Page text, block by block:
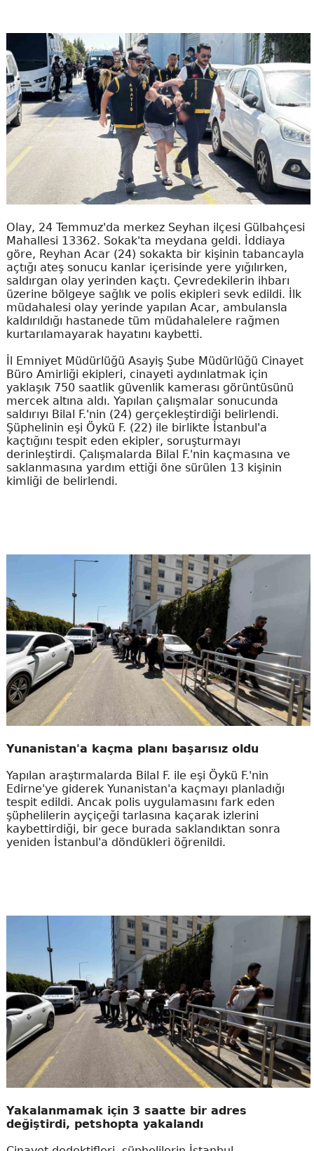
Olay, 24 Temmuz'da merkez Seyhan ilçesi Gülbahçesi
Mahallesi 13362. Sokak'ta meydana geldi. İddiaya
göre, Reyhan Acar (24) sokakta bir kişinin tabancayla
açtığı ateş sonucu kanlar içerisinde yere yığılırken,
saldırgan olay yerinden kaçtı. Çevredekilerin ihbarı
üzerine bölgeye sağlık ve polis ekipleri sevk edildi. İlk
müdahalesi olay yerinde yapılan Acar, ambulansla
kaldırıldığı hastanede tüm müdahalelere rağmen
kurtarılamayarak hayatını kaybetti.
İl Emniyet Müdürlüğü Asayiş Şube Müdürlüğü Cinayet
Büro Amirliği ekipleri, cinayeti aydınlatmak için
yaklaşık 750 saatlik güvenlik kamerası görüntüsünü
mercek altına aldı. Yapılan çalışmalar sonucunda
saldırıyı Bilal F.'nin (24) gerçekleştirdiği belirlendi.
Şüphelinin eşi Öykü F. (22) ile birlikte İstanbul'a
kaçtığını tespit eden ekipler, soruşturmayı
derinleştirdi. Çalışmalarda Bilal F.'nin kaçmasına ve
saklanmasına yardım ettiği öne sürülen 13 kişinin
kimliği de belirlendi.
Yunanistan'a kaçma planı başarısız oldu
Yapılan araştırmalarda Bilal F. ile eşi Öykü F.'nin
Edirne'ye giderek Yunanistan'a kaçmayı planladığı
tespit edildi. Ancak polis uygulamasını fark eden
şüphelilerin ayçiçeği tarlasına kaçarak izlerini
kaybettirdiği, bir gece burada saklandıktan sonra
yeniden İstanbul'a döndükleri öğrenildi.
Yakalanmamak için 3 saatte bir adres
değiştirdi, petshopta yakalandı